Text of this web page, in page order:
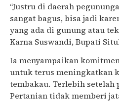
“Justru di daerah
sangat bagus, bisa jadi
yang ada di gunung atau
Karna Suswandi, Bupati
Ia menyampaikan
untuk terus meningkatkan
tembakau. Terlebih setelah
Pertanian tidak memberi